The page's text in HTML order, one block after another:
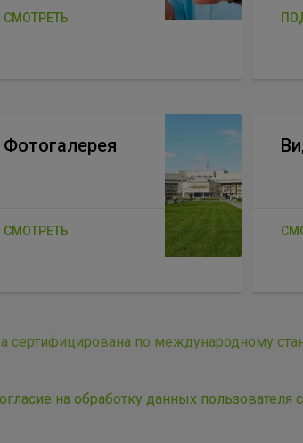
СМОТРЕТЬ
Фотогалерея
СМОТРЕТЬ
по международному
на обработку данных пользователя